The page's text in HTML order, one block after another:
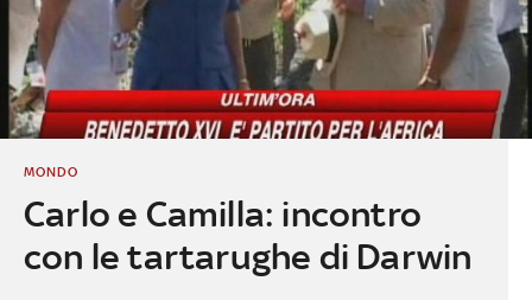
Carlo e Camilla: incontro
con le tartarughe di Darwin
MONDO